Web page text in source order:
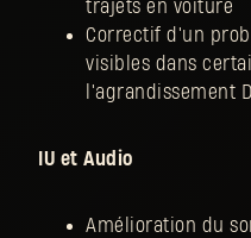
trajets en voiture
Correctif d'un
visibles dans
l'agrandissement
IU et Audio
Amélioration du